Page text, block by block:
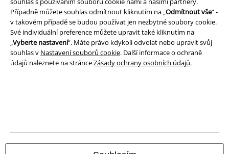
Případně můžete souhlas odmítnout kliknutím na „Odmítnout vše“ -
v takovém případě se budou používat jen nezbytné soubory cookie.
Své individuální preference můžete upravit také kliknutím na
„Vyberte nastavení“. Máte právo kdykoli odvolat nebo upravit svůj
souhlas v Nastavení souborů cookie. Další informace o ochraně
údajů naleznete na stránceZásady ochrany osobních údajů.
Likvidace odpadu a ochrana životního prostředí
Prohlášení o shodě
Informace o přístupnosti